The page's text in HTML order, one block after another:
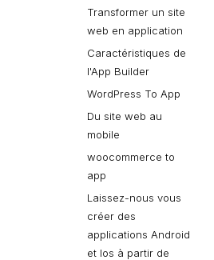
Transformer un site
web en application
Caractéristiques de
l'App Builder
WordPress To App
Du site web au
mobile
woocommerce to
app
Laissez-nous vous
créer des
applications Android
et Ios à partir de